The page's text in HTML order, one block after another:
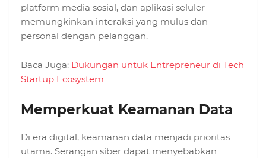
platform media sosial, dan aplikasi seluler
memungkinkan interaksi yang mulus dan
personal dengan pelanggan.
Baca Juga: Dukungan untuk Entrepreneur di Tech
Startup Ecosystem
Memperkuat Keamanan Data
Di era digital, keamanan data menjadi prioritas
utama. Serangan siber dapat menyebabkan